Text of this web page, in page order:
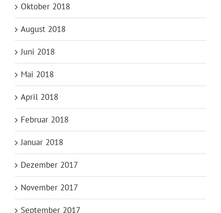
Oktober 2018
August 2018
Juni 2018
Mai 2018
April 2018
Februar 2018
Januar 2018
Dezember 2017
November 2017
September 2017